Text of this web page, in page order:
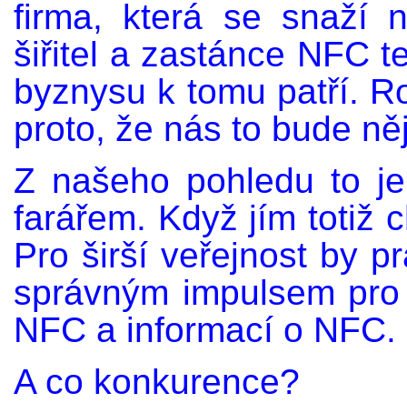
firma, která se snaží
šiřitel a zastánce NFC
byznysu k tomu patří.
proto, že nás to bude
Z našeho pohledu to
farářem. Když jím totiž
Pro širší veřejnost by
správným impulsem
NFC a informací o NFC.
A co konkurence?